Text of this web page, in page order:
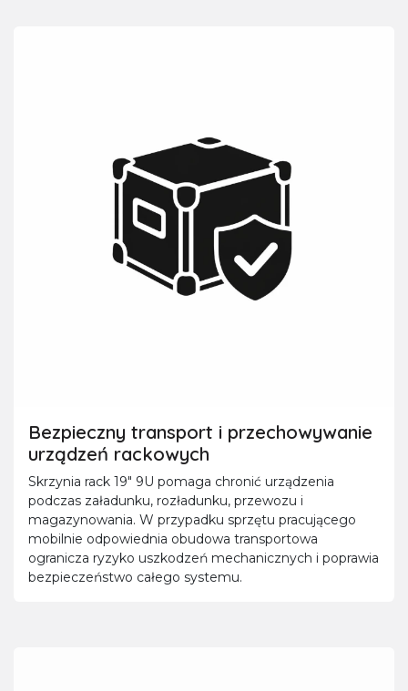
Bezpieczny transport i przechowywanie
urządzeń rackowych
Skrzynia rack 19" 9U pomaga chronić urządzenia
podczas załadunku, rozładunku, przewozu i
magazynowania. W przypadku sprzętu pracującego
mobilnie odpowiednia obudowa transportowa
ogranicza ryzyko uszkodzeń mechanicznych i poprawia
bezpieczeństwo całego systemu.